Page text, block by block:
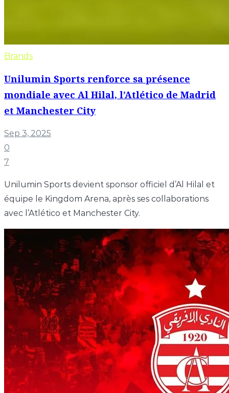
Brands
Unilumin Sports renforce sa présence
mondiale avec Al Hilal, l’Atlético de Madrid
et Manchester City
Sep 3, 2025
0
7
Unilumin Sports devient sponsor officiel d’Al Hilal et
équipe le Kingdom Arena, après ses collaborations
avec l’Atlético et Manchester City.